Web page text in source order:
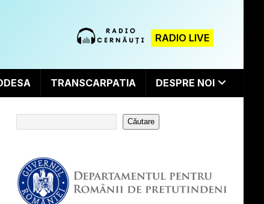
RADIO LIVE
TRANSCARPATIA DESPRE NOI
Căutare